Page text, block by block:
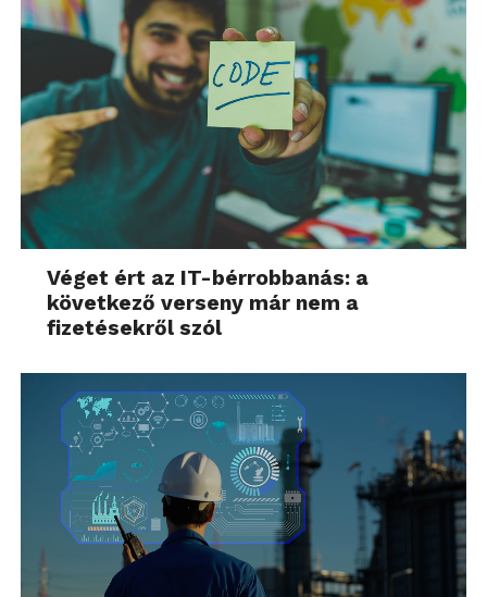
Véget ért az IT-bérrobbanás: a
következő verseny már nem a
fizetésekről szól